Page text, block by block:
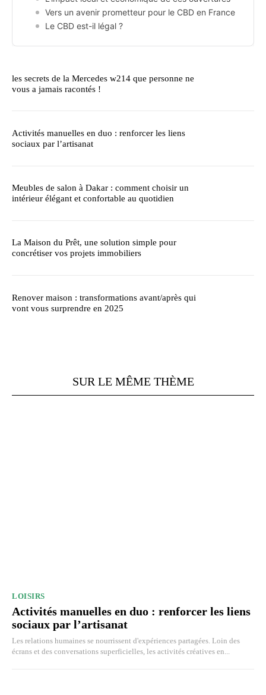
Vers un avenir prometteur pour le CBD en France
Le CBD est-il légal ?
les secrets de la Mercedes w214 que personne ne
vous a jamais racontés !
Activités manuelles en duo : renforcer les liens
sociaux par l’artisanat
Meubles de salon à Dakar : comment choisir un
intérieur élégant et confortable au quotidien
La Maison du Prêt, une solution simple pour
concrétiser vos projets immobiliers
Renover maison : transformations avant/après qui
vont vous surprendre en 2025
SUR LE MÊME THÈME
LOISIRS
Activités manuelles en duo : renforcer les liens
sociaux par l’artisanat
Les relations humaines se nourrissent d'expériences partagées. Loin des
écrans et des conversations superficielles, les activités créatives en...